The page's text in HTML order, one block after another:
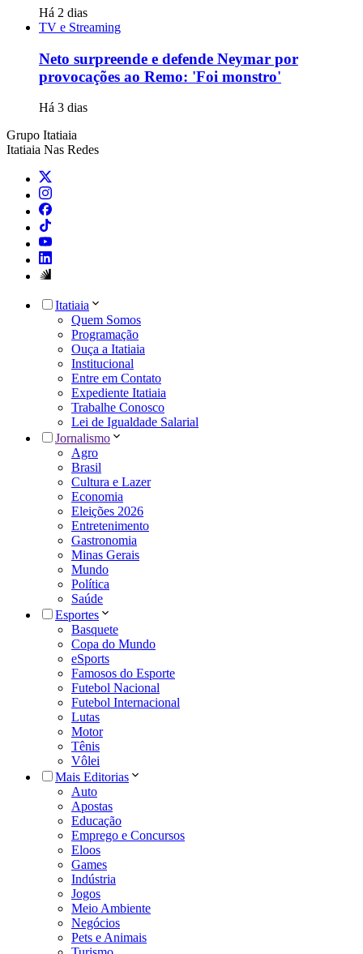
Há 2 dias
TV e Streaming
Neto surpreende e defende Neymar por
provocações ao Remo: 'Foi monstro'
Há 3 dias
Grupo Itatiaia
Itatiaia Nas Redes
Itatiaia
Quem Somos
Programação
Ouça a Itatiaia
Institucional
Entre em Contato
Expediente Itatiaia
Trabalhe Conosco
Lei de Igualdade Salarial
Jornalismo
Agro
Brasil
Cultura e Lazer
Economia
Eleições 2026
Entretenimento
Gastronomia
Minas Gerais
Mundo
Política
Saúde
Esportes
Basquete
Copa do Mundo
eSports
Famosos do Esporte
Futebol Nacional
Futebol Internacional
Lutas
Motor
Tênis
Vôlei
Mais Editorias
Auto
Apostas
Educação
Emprego e Concursos
Eloos
Games
Indústria
Jogos
Meio Ambiente
Negócios
Pets e Animais